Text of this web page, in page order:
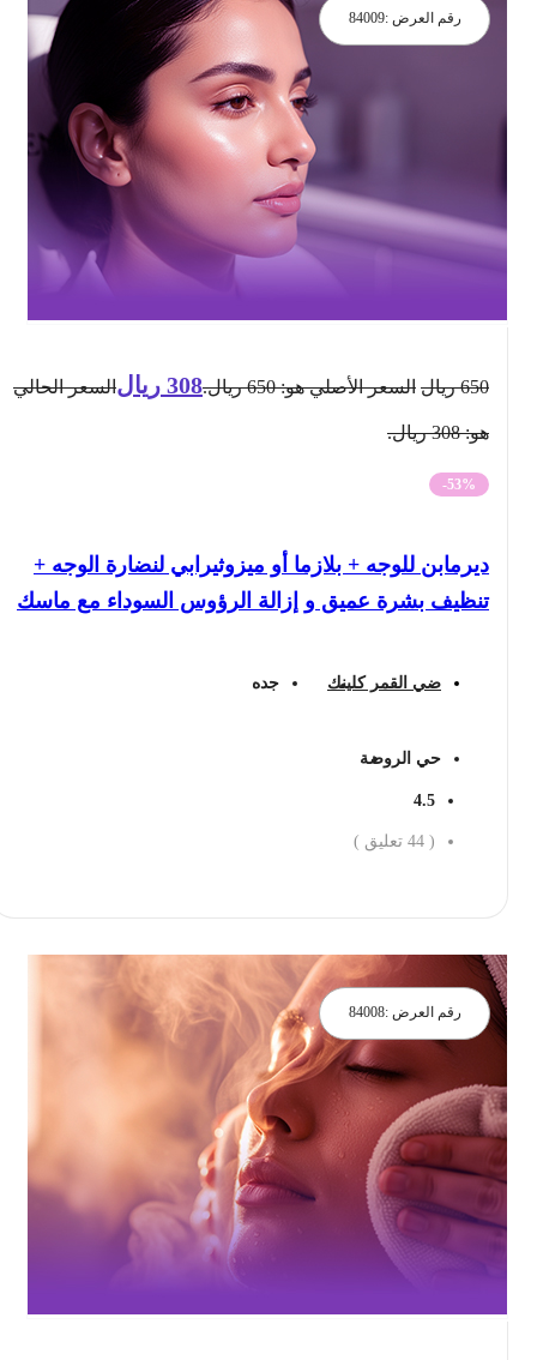
رقم العرض :84009
ريال السعر الأصلي هو: 650 ريال. 308 ريال السعر الحالي
-53%
ديرمابن للوجه + بلازما أو ميزوثيرابي لنضارة الوجه +
تنظيف بشرة عميق و إزالة الرؤوس السوداء مع ماسك
ضي القمر كلينك جده
حي الروضة
4.5
44 تعليق )
رقم العرض :84008